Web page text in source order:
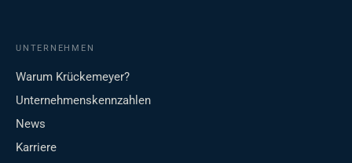
UNTERNEHMEN
Warum Krückemeyer?
Unternehmenskennzahlen
News
Karriere